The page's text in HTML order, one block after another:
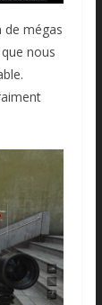
de mégas
nous